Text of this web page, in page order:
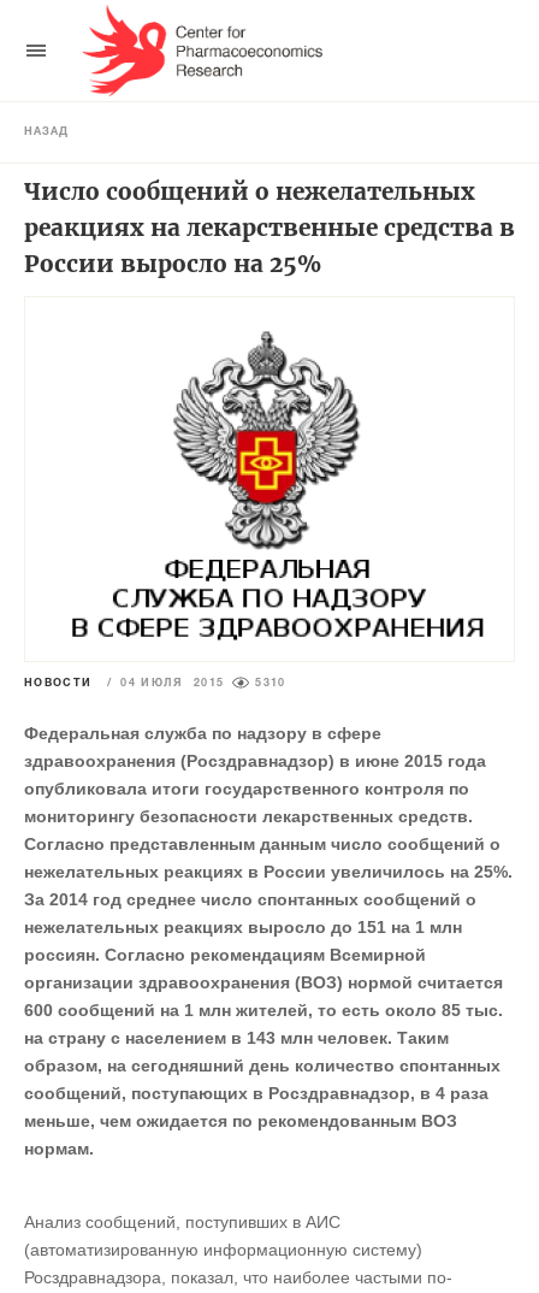
НАЗАД
Число сообщений о нежелательных
реакциях на лекарственные средства в
России выросло на 25%
НОВОСТИ / 04 ИЮЛЯ 2015 5310
Федеральная служба по надзору в сфере
здравоохранения (Росздравнадзор) в июне 2015 года
опубликовала итоги государственного контроля по
мониторингу безопасности лекарственных средств.
Согласно представленным данным число сообщений о
нежелательных реакциях в России увеличилось на 25%.
За 2014 год среднее число спонтанных сообщений о
нежелательных реакциях выросло до 151 на 1 млн
россиян. Согласно рекомендациям Всемирной
организации здравоохранения (ВОЗ) нормой считается
600 сообщений на 1 млн жителей, то есть около 85 тыс.
на страну с населением в 143 млн человек. Таким
образом, на сегодняшний день количество спонтанных
сообщений, поступающих в Росздравнадзор, в 4 раза
меньше, чем ожидается по рекомендованным ВОЗ
нормам.
Анализ сообщений, поступивших в АИС
(автоматизированную информационную систему)
Росздравнадзора, показал, что наиболее частыми по-